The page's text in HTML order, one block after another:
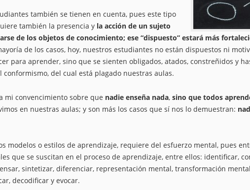
también se tienen en cuenta, pues este tipo
también la presencia y la acción de un sujeto
de los objetos de conocimiento; ese “dispuesto” estará más
de los casos, hoy, nuestros estudiantes no están dispuestos ni
para aprender, sino que se sienten obligados, atados, constreñidos y
del cual está plagado nuestras aulas.
mi convencimiento sobre que nadie enseña nada, sino que todos
en nuestras aulas; y son más los casos que sí nos lo demuestran:
modelos o estilos de aprendizaje, requiere del esfuerzo mental, pues
que se suscitan en el proceso de aprendizaje, entre ellos: identificar,
sintetizar, diferenciar, representación mental, transformación
decodificar y evocar.